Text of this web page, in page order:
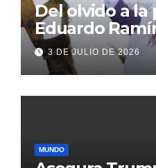
Del olvido a la
Eduardo
con inversión
3 DE JULIO DE 2026
MUNDO